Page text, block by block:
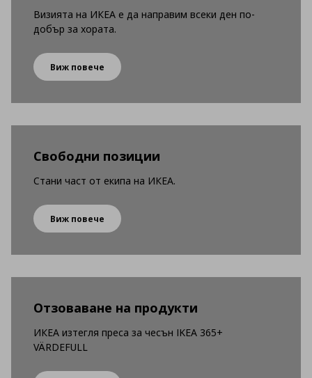
Визията на ИКЕА е да направим всеки ден по-
добър за хората.
Виж повече
Свободни позиции
Стани част от екипа на ИКЕА.
Виж повече
Отзоваване на продукти
ИКЕА изтегля преса за чесън IKEA 365+
VÄRDEFULL